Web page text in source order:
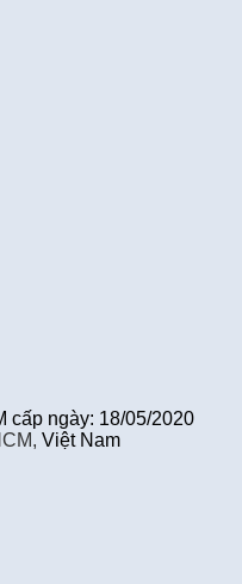
cấp ngày: 18/05/2020
Việt Nam